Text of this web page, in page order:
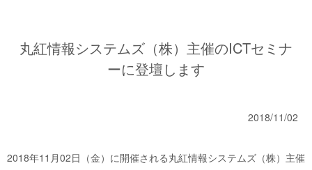
丸紅情報システムズ（株）主催のICTセミナ
ーに登壇します
2018/11/02
2018年11月02日（金）に開催される丸紅情報システムズ（株）主催